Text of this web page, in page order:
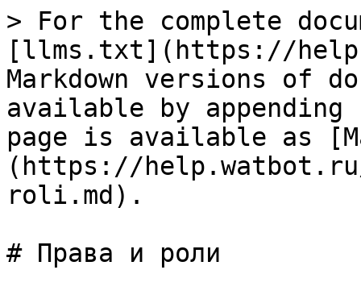
> For the complete
[llms.txt](https://
Markdown versions of
available by
page is available as
(https://
roli.md).
# Права и роли